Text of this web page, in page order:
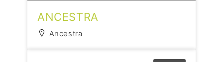
ANCESTRA
Ancestra